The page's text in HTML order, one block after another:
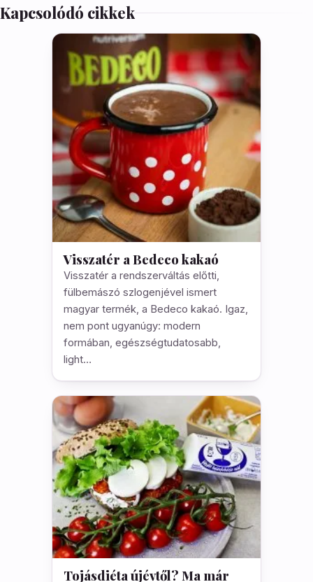
Kapcsolódó cikkek
Visszatér a Bedeco kakaó
Visszatér a rendszerváltás előtti,
fülbemászó szlogenjével ismert
magyar termék, a Bedeco kakaó. Igaz,
nem pont ugyanúgy: modern
formában, egészségtudatosabb,
light…
Tojásdiéta újévtől? Ma már